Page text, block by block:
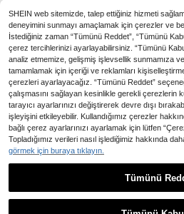
Paslanmaz Çelik Mini Taşınabilir Ay
akkabı Çekeceği, Kompakt Ayakka
bı Çıkarma Aleti, Ayakkabı Çekme A
paratı, Ayakkabı, İlkbahar Yaz Seçe
nekleri, Nedime Hediyeleri, Oda, Yat
ak Odası Dekorasyonu, Plaj, Seyah
Sevimli Şeyler, Anneler Günü Hediy
esi, Yatak Odası Dekorasyonu, Bah
çe, Mutfak Dekorasyonu, Yaz, Plaj,
Seyahat Gereçleri, Oda Dekorasyo
90,54TL
1 diğer satıcı
İçin
SHEIN web sitemizde, talep ettiğiniz hizmeti
deneyimini sunmayı amaçlamak için çerezler ve
İstediğiniz zaman “Tümünü Reddet”, “Tümünü
çerez tercihlerinizi ayarlayabilirsiniz. “Tümünü
analiz etmemize, gelişmiş işlevsellik sunmamıza
tamamlamak için içeriği ve reklamları
çerezleri ayarlayacağız. “Tümünü Reddet”
çalışmasını sağlayan kesinlikle gerekli çerezlerin
tarayıcı ayarlarınızı değiştirerek devre dışı
işleyişini etkileyebilir. Kullandığımız çerezler
bağlı çerez ayarlarınızı ayarlamak için lütfen
Topladığımız verileri nasıl işlediğimiz hakkında
görmek için buraya tıklayın.
Tümünü